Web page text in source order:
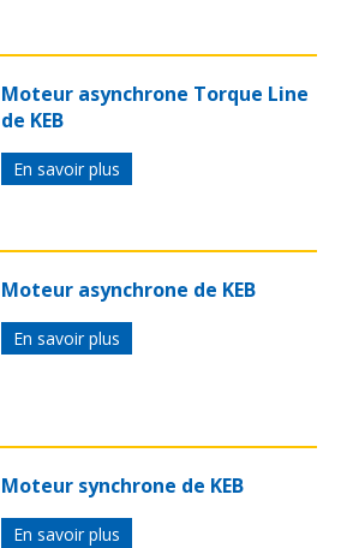
Moteur asynchrone Torque Line
de KEB
En savoir plus
Moteur asynchrone de KEB
En savoir plus
Moteur synchrone de KEB
En savoir plus